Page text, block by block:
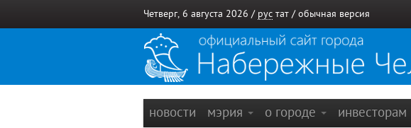
Четверг, 6 августа 2026 / рус тат / обычная версия
новости мэрия о городе инвесторам